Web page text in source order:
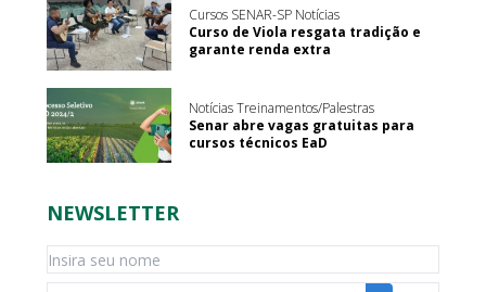
Cursos SENAR-SP Notícias
Curso de Viola resgata tradição e
garante renda extra
Notícias Treinamentos/Palestras
Senar abre vagas gratuitas para
cursos técnicos EaD
NEWSLETTER